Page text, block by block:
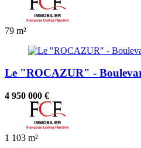
79 m²
Le "ROCAZUR" -
4 950 000 €
1 103 m²